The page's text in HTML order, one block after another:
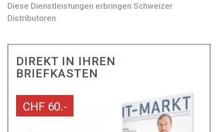
Diese Dienstleistungen erbringen Schweizer
Distributoren
DIREKT IN IHREN
BRIEFKASTEN
CHF 60.-